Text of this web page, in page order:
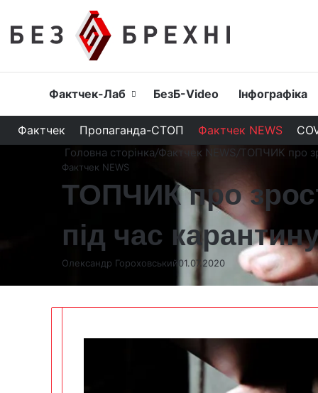
Головна
Фактчек-Лаб БезБ-Video Інфографіка
Фактчек Пропаганда-СТОП Фактчек NEWS
Головна сторінка/Фактчек NEWS/ТОПЧИК про
Фактчек NEWS
ТОПЧИК про
під час
Олександр Гороховський01.07.2020